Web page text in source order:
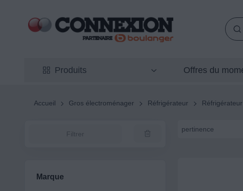
Produits Offres du
Accueil Gros électroménager Réfrigérateur
Filtrer
Marque
pertinence